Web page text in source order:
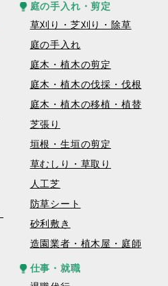
庭の手入れ・剪定
草刈り・芝刈り・除草
庭の手入れ
庭木・植木の剪定
庭木・植木の伐採・伐根
庭木・植木の移植・植替
芝張り
垣根・生垣の剪定
草むしり・草取り
人工芝
防草シート
砂利敷き
造園業者・植木屋・庭師
仕事・就職